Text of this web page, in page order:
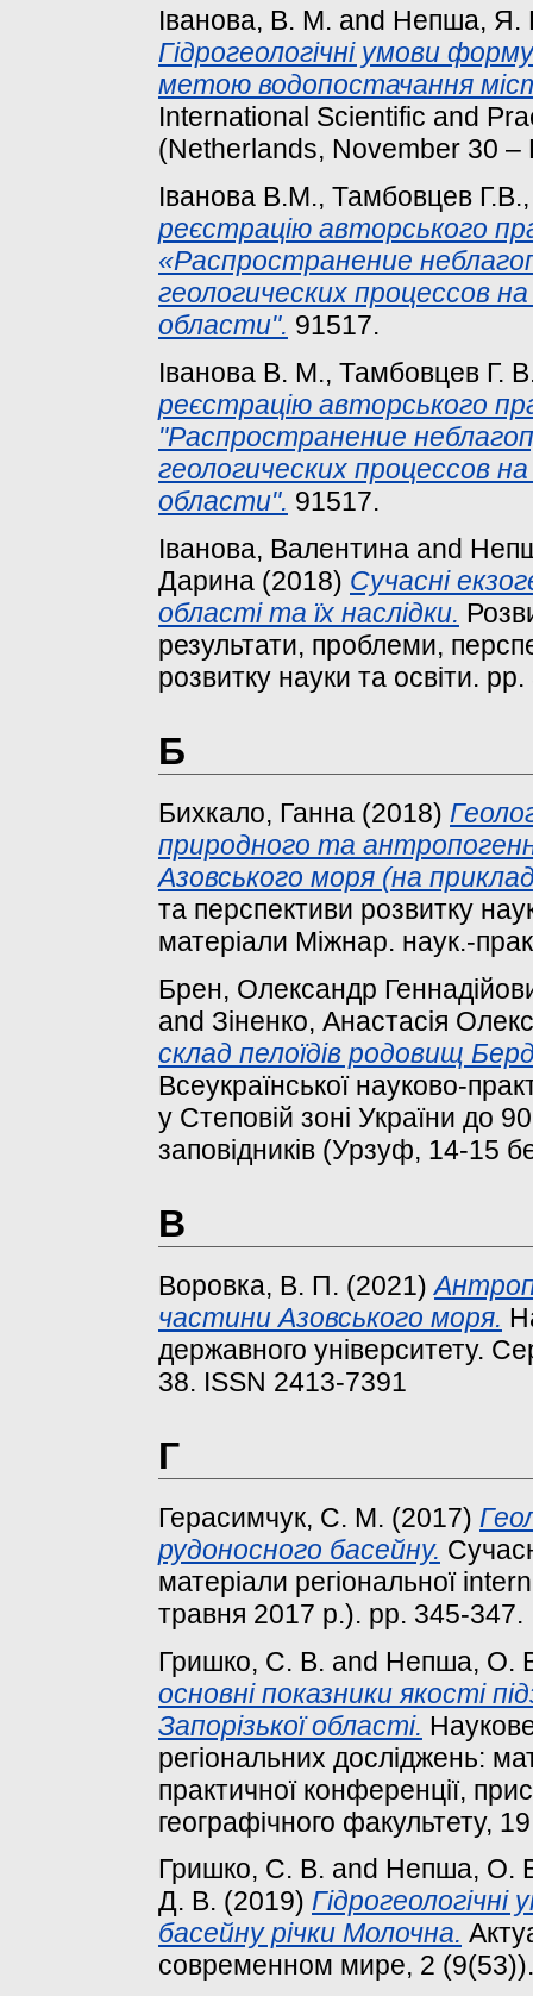
Іванова, В. М. and Непша,
Гідрогеологічні умови
метою водопостачання
International Scientific and
(Netherlands, November 30 –
Іванова В.М., Тамбовцев
реєстрацію авторського
«Распространение
геологических процессов
области". 91517.
Іванова В. М., Тамбовцев
реєстрацію авторського
"Распространение
геологических процессов
области". 91517.
Іванова, Валентина and
Дарина (2018) Сучасні
області та їх наслідки.
результати, проблеми,
розвитку науки та освіти.
Б
Бихкало, Ганна (2018)
природного та
Азовського моря (на
та перспективи розвитку
матеріали Міжнар. наук.-
Брен, Олександр
and Зіненко, Анастасія
склад пелоїдiв родовищ
Всеукраїнської науково-
у Степовій зоні України до
заповідників (Урзуф, 14-15
В
Воровка, В. П. (2021)
частини Азовського моря.
державного університету.
38. ISSN 2413-7391
Г
Герасимчук, С. М. (2017)
рудоносного басейну.
матеріали регіональної
травня 2017 р.). pp. 345-347.
Гришко, С. В. and Непша, О.
основні показники якості
Запорізької області.
регіональних досліджень:
практичної конференції,
географічного факультету,
Гришко, С. В. and Непша, О.
Д. В. (2019)
басейну річки Молочна.
современном мире, 2